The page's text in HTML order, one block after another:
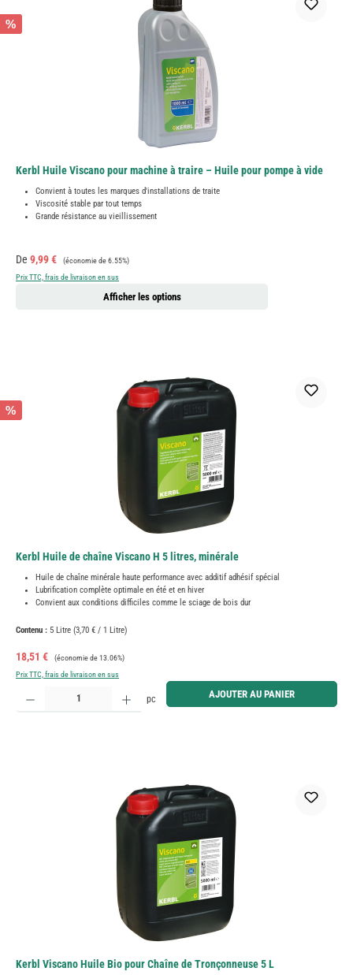
%
Kerbl Huile Viscano pour machine à traire – Huile pour pompe à vide
Convient à toutes les marques d'installations de traite
Viscosité stable par tout temps
Grande résistance au vieillissement
Prix de vente :
De 9,99 € Prix régulier :
(économie de 6.55%)
Prix TTC, frais de livraison en sus
Afficher les options
%
Kerbl Huile de chaîne Viscano H 5 litres, minérale
Huile de chaîne minérale haute performance avec additif adhésif spécial
Lubrification complète optimale en été et en hiver
Convient aux conditions difficiles comme le sciage de bois dur
Contenu : 5 Litre (3,70 € / 1 Litre)
Prix de vente :
18,51 € Prix régulier :
(économie de 13.06%)
Prix TTC, frais de livraison en sus
Quantité de produit : Entrez la quantité souhaitée ou utilisez les boutons pour augmenter ou
pc AJOUTER AU PANIER
Kerbl Viscano Huile Bio pour Chaîne de Tronçonneuse 5 L